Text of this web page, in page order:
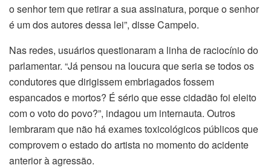
o senhor tem que retirar a sua assinatura, porque o senhor
é um dos autores dessa lei”, disse Campelo.
Nas redes, usuários questionaram a linha de raciocínio do
parlamentar. “Já pensou na loucura que seria se todos os
condutores que dirigissem embriagados fossem
espancados e mortos? É sério que esse cidadão foi eleito
com o voto do povo?”, indagou um internauta. Outros
lembraram que não há exames toxicológicos públicos que
comprovem o estado do artista no momento do acidente
anterior à agressão.